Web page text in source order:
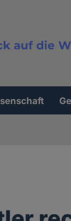
auf die